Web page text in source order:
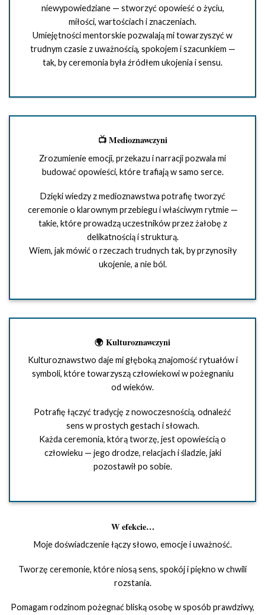
niewypowiedziane — stworzyć opowieść o życiu,
miłości, wartościach i znaczeniach.
Umiejętności mentorskie pozwalają mi towarzyszyć w
trudnym czasie z uważnością, spokojem i szacunkiem —
tak, by ceremonia była źródłem ukojenia i sensu.
📺 Medioznawczyni
Zrozumienie emocji, przekazu i narracji pozwala mi
budować opowieści, które trafiają w samo serce.
Dzięki wiedzy z medioznawstwa potrafię tworzyć
ceremonie o klarownym przebiegu i właściwym rytmie —
takie, które prowadzą uczestników przez żałobę z
delikatnością i strukturą.
Wiem, jak mówić o rzeczach trudnych tak, by przynosiły
ukojenie, a nie ból.
🌍 Kulturoznawczyni
Kulturoznawstwo daje mi głęboką znajomość rytuałów i
symboli, które towarzyszą człowiekowi w pożegnaniu
od wieków.
Potrafię łączyć tradycję z nowoczesnością, odnaleźć
sens w prostych gestach i słowach.
Każda ceremonia, którą tworzę, jest opowieścią o
człowieku — jego drodze, relacjach i śladzie, jaki
pozostawił po sobie.
W efekcie…
Moje doświadczenie łączy słowo, emocje i uważność.
Tworzę ceremonie, które niosą sens, spokój i piękno w chwili
rozstania.
Pomagam rodzinom pożegnać bliską osobę w sposób prawdziwy,